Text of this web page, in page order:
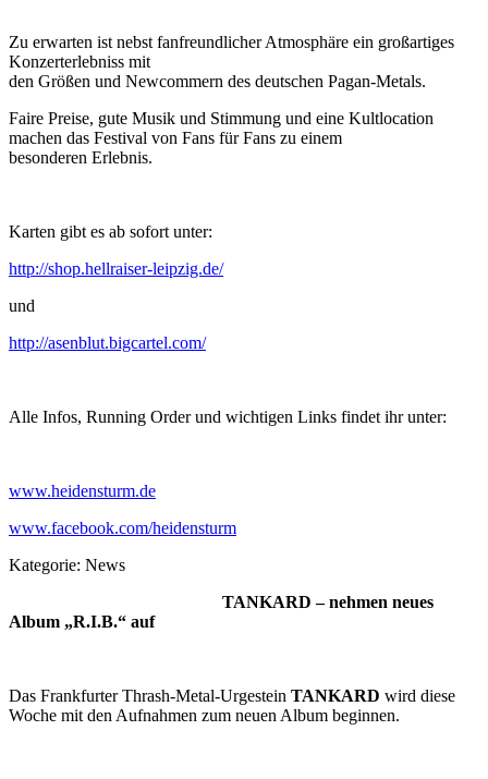
Zu erwarten ist nebst fanfreundlicher Atmosphäre ein großartiges
Konzerterlebniss mit
den Größen und Newcommern des deutschen Pagan-Metals.
Faire Preise, gute Musik und Stimmung und eine Kultlocation
machen das Festival von Fans für Fans zu einem
besonderen Erlebnis.
Karten gibt es ab sofort unter:
http://shop.hellraiser-leipzig.de/
und
http://asenblut.bigcartel.com/
Alle Infos, Running Order und wichtigen Links findet ihr unter:
www.heidensturm.de
www.facebook.com/heidensturm
Kategorie: News
TANKARD – nehmen neues
Album „R.I.B.“ auf
Das Frankfurter Thrash-Metal-Urgestein TANKARD wird diese
Woche mit den Aufnahmen zum neuen Album beginnen.